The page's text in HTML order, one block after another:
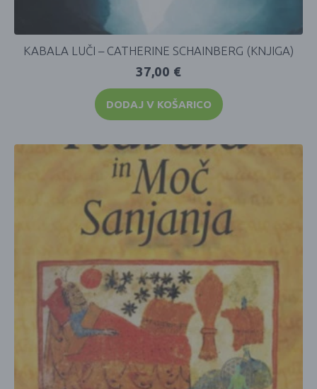
KABALA LUČI – CATHERINE SCHAINBERG (KNJIGA)
37,00 €
DODAJ V KOŠARICO